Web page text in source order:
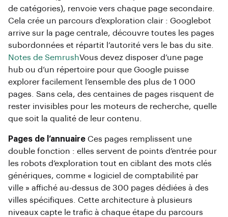
de catégories), renvoie vers chaque page secondaire.
Cela crée un parcours d’exploration clair : Googlebot
arrive sur la page centrale, découvre toutes les pages
subordonnées et répartit l’autorité vers le bas du site.
Notes de SemrushVous devez disposer d’une page
hub ou d’un répertoire pour que Google puisse
explorer facilement l’ensemble des plus de 1 000
pages. Sans cela, des centaines de pages risquent de
rester invisibles pour les moteurs de recherche, quelle
que soit la qualité de leur contenu.
Pages de l’annuaire Ces pages remplissent une
double fonction : elles servent de points d’entrée pour
les robots d’exploration tout en ciblant des mots clés
génériques, comme « logiciel de comptabilité par
ville » affiché au-dessus de 300 pages dédiées à des
villes spécifiques. Cette architecture à plusieurs
niveaux capte le trafic à chaque étape du parcours